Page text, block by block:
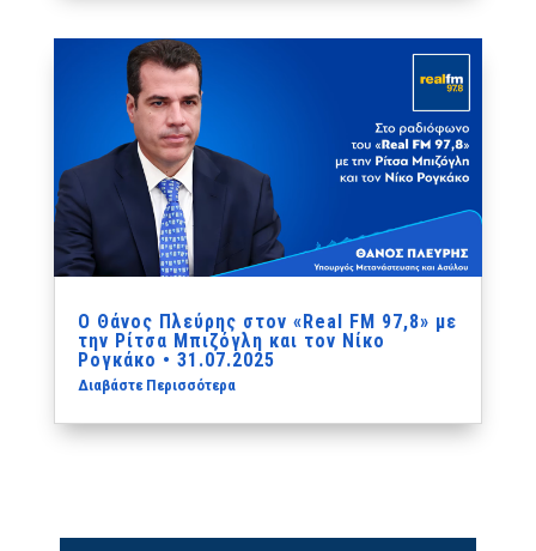
Ο Θάνος Πλεύρης στον «Real FM 97,8» με
την Ρίτσα Μπιζόγλη και τον Νίκο
Ρογκάκο • 31.07.2025
Διαβάστε Περισσότερα